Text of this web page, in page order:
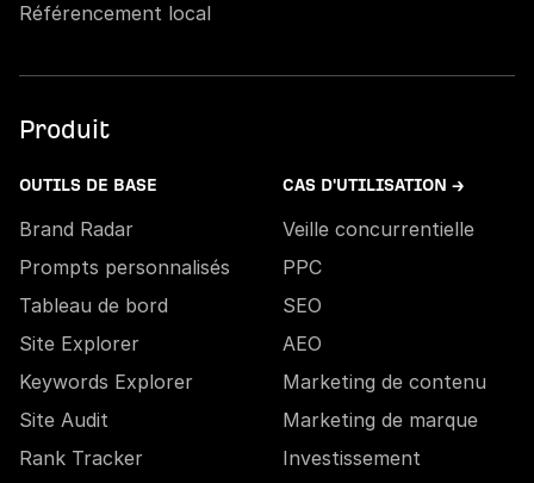
Référencement local
Produit
OUTILS DE BASE
Brand Radar
Prompts personnalisés
Tableau de bord
Site Explorer
Keywords Explorer
Site Audit
Rank Tracker
CAS D'UTILISATION →
Veille concurrentielle
PPC
SEO
AEO
Marketing de contenu
Marketing de marque
Investissement